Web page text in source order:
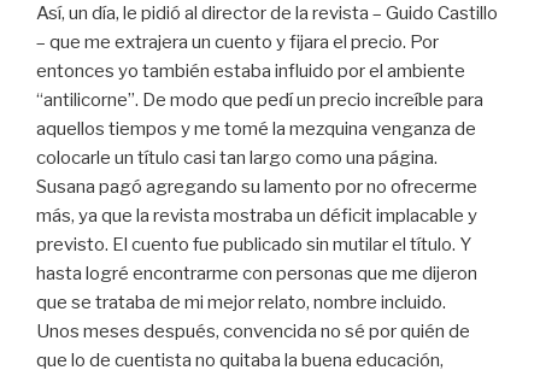
Así, un día, le pidió al director de la revista – Guido Castillo
– que me extrajera un cuento y fijara el precio. Por
entonces yo también estaba influido por el ambiente
“antilicorne”. De modo que pedí un precio increíble para
aquellos tiempos y me tomé la mezquina venganza de
colocarle un título casi tan largo como una página.
Susana pagó agregando su lamento por no ofrecerme
más, ya que la revista mostraba un déficit implacable y
previsto. El cuento fue publicado sin mutilar el título. Y
hasta logré encontrarme con personas que me dijeron
que se trataba de mi mejor relato, nombre incluido.
Unos meses después, convencida no sé por quién de
que lo de cuentista no quitaba la buena educación,